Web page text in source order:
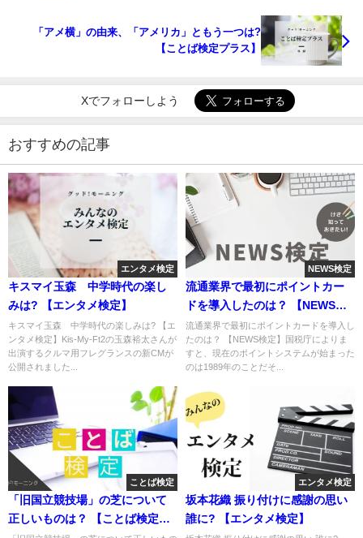
「アメ横」の由来、「アメリカ」ともう一つは?
【ことば検定プラス】
Xでフォローしよう
おすすめの記事
エンタメ検定
キスマイ玉森 中学時代の楽し
みは? 【エンタメ検定】
キスマイ玉森 中学時代の楽しみは? 【エ
ンタメ検定】Kis-My-Ft2の玉森裕太さんが
出演するクルマ用フレグランスの新CMが
公開されました...
NEWS検定
流通業界で最初にポイントカー
ドを導入したのは？ 【NEWS検
定】
流通業界で最初にポイントカードを導入し
たのは？ 【NEWS検定】国税庁によりま
すと、現在のポイントシステムが始まった
のは1989年のことだそ...
ことば検定
「旧国立競技場」の芝について
正しいものは？ 【ことば検定ス
エンタメ検定
坂本花織 振り付けに感謝の思い
誰に? 【エンタメ検定】